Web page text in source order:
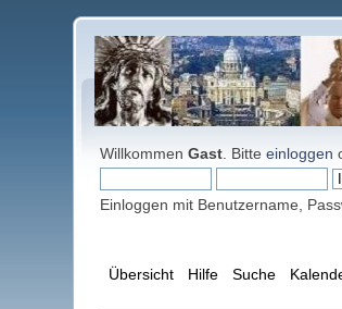
WillkommenGast . Bitteeinloggen
Einloggen mit Benutzername,
Übersicht Hilfe Suche